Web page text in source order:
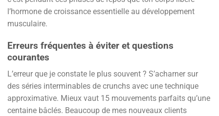
l’hormone de croissance essentielle au développement
musculaire.
Erreurs fréquentes à éviter et questions
courantes
L’erreur que je constate le plus souvent ? S’acharner sur
des séries interminables de crunchs avec une technique
approximative. Mieux vaut 15 mouvements parfaits qu’une
centaine bâclés. Beaucoup de mes nouveaux clients